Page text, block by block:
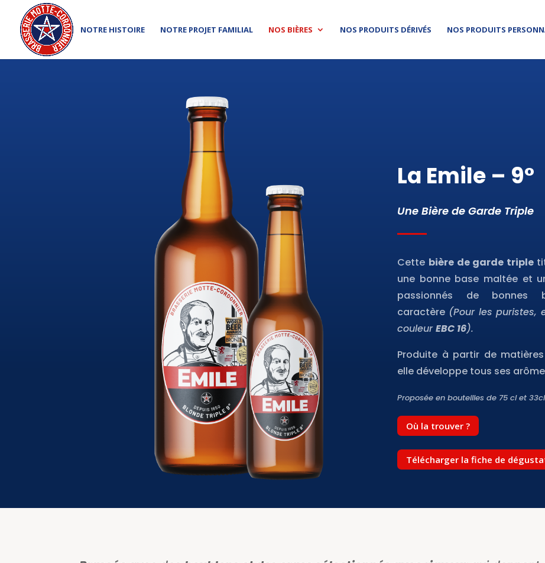
NOTRE HISTOIRE NOTRE PROJET FAMILIAL NOS BIÈRES NOS PRODUITS DÉRIVÉS NOS PRODUITS
La Emile – 9°
Une Bière de Garde Triple
Cette bière de garde triple
une bonne base maltée et
passionnés de
caractère (Pour les puristes,
couleurEBC 16).
Produite à partir de
elle développe tous ses
Proposée en bouteilles de 75 cl et
Où la trouver ?
Télécharger la fiche de